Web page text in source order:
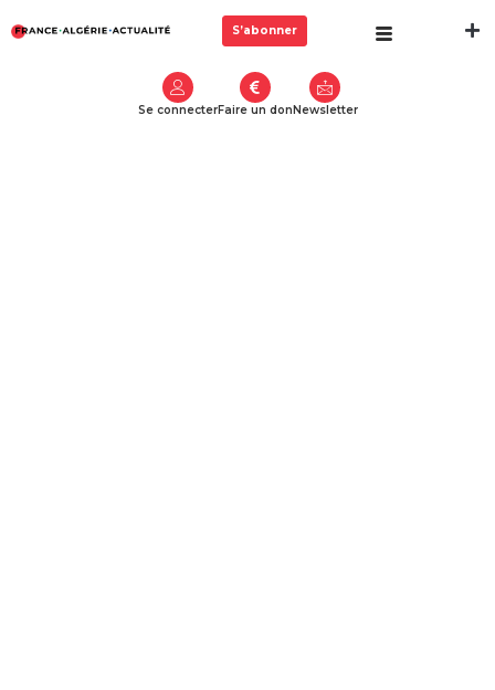
S’abonner
Se connecterFaire un donNewsletter